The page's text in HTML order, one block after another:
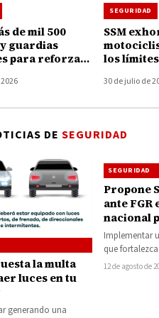
de mil 500
guardias
para reforzar
SEGURIDAD
SSM
los
graves
30 de julio de
DE SEGURIDAD
la multa
luces en tu
generando una
SEGURIDAD
Propone
ante
nacional
Implementar
que
investigación
12 de agosto de